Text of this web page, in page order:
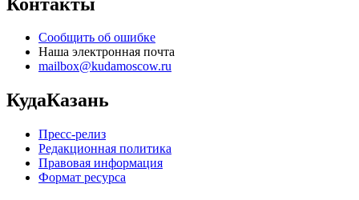
Сообщить об ошибке
Наша электронная почта
mailbox@kudamoscow.ru
КудаКазань
Пресс-релиз
Редакционная политика
Правовая информация
Формат ресурса